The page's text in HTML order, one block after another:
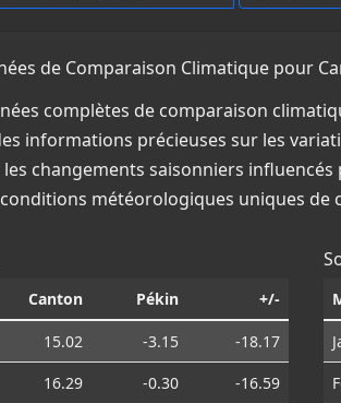
de Comparaison Climatique pour
complètes de comparaison
informations précieuses sur les
changements saisonniers
météorologiques uniques de
Canton Pékin +/-
15.02 -3.15
-18.17
16.29 -0.30
-16.59